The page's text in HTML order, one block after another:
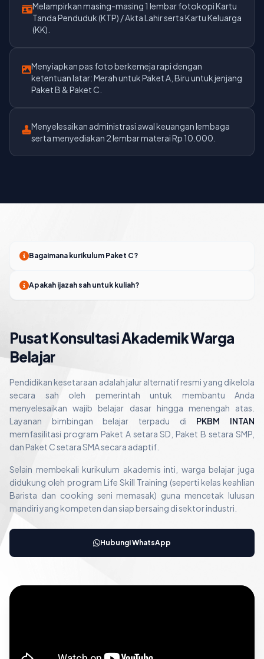
Melampirkan masing-masing 1 lembar fotokopi Kartu
Tanda Penduduk (KTP) / Akta Lahir serta Kartu Keluarga
(KK).
Menyiapkan pas foto berkemeja rapi dengan
ketentuan latar: Merah untuk Paket A, Biru untuk jenjang
Paket B & Paket C.
Menyelesaikan administrasi awal keuangan lembaga
serta menyediakan 2 lembar materai Rp 10.000.
Bagaimana kurikulum Paket C?
Apakah ijazah sah untuk kuliah?
Pusat Konsultasi Akademik Warga
Belajar
Pendidikan kesetaraan adalah jalur alternatif resmi yang dikelola
secara sah oleh pemerintah untuk membantu Anda
menyelesaikan wajib belajar dasar hingga menengah atas.
Layanan bimbingan belajar terpadu di PKBM INTAN
memfasilitasi program Paket A setara SD, Paket B setara SMP,
dan Paket C setara SMA secara adaptif.
Selain membekali kurikulum akademis inti, warga belajar juga
didukung oleh program Life Skill Training (seperti kelas keahlian
Barista dan cooking seni memasak) guna mencetak lulusan
mandiri yang kompeten dan siap bersaing di sektor industri.
Hubungi WhatsApp